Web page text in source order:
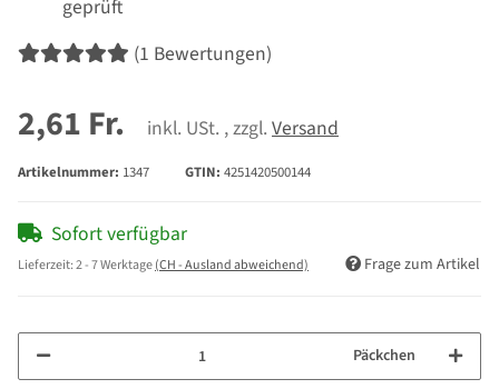
geprüft
(1 Bewertungen)
2,61 Fr. inkl. USt. , zzgl. Versand
Artikelnummer: 1347 GTIN: 4251420500144
Sofort verfügbar
Lieferzeit:2 - 7 Werktage(CH - Ausland abweichend) Frage zum Artikel
Päckchen